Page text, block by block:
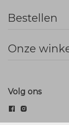
Bestellen
Onze
Volg ons